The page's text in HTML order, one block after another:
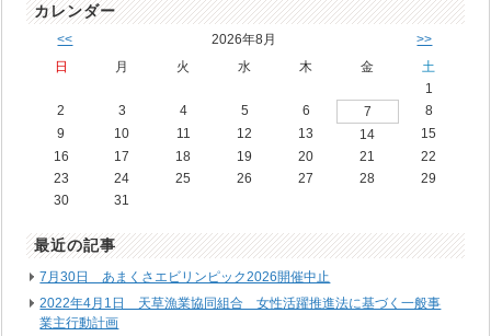
カレンダー
<< 2026年8月 >>
日 月 火 水 木 金
土
1
2
3 4 5 6 7
8
9
10 11 12 13 14
15
16
17 18 19 20 21
22
23
24 25 26 27 28
29
30
31
最近の記事
7月30日 あまくさエビリンピック2026開催中止
2022年4月1日 天草漁業協同組合 女性活躍推進法に基づく一般事
業主行動計画